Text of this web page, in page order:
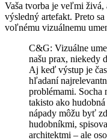
Vaša tvorba je veľmi živá,
výsledný artefakt. Preto
voľnému vizuálnemu
C&G: Vizuálne
našu prax, niekedy
Aj keď výstup je
hľadaní
problémami. Socha
takisto ako
nápady môžu byť
hudobníkmi,
architektmi – ale